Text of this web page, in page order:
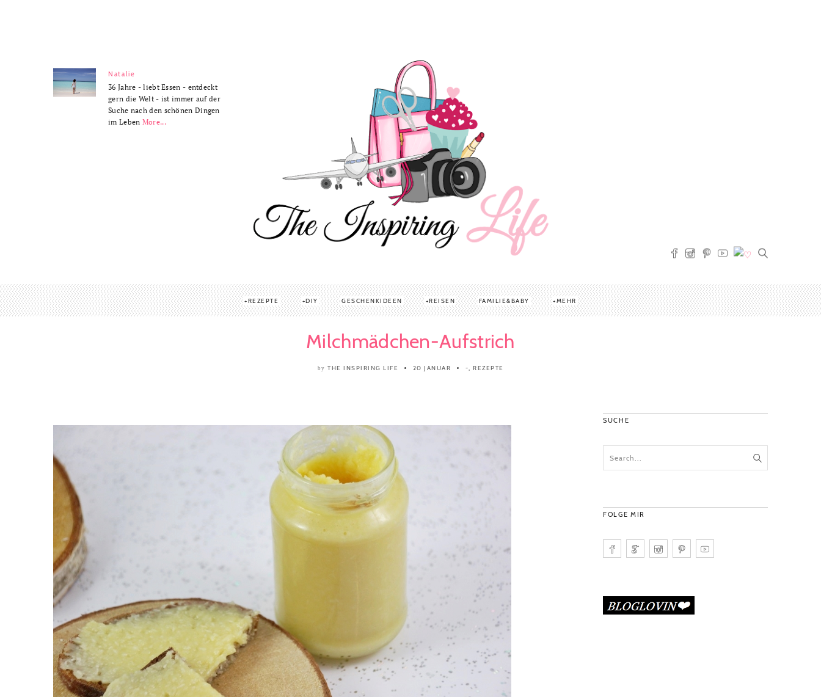
Natalie
36 Jahre - liebt Essen - entdeckt
gern die Welt - ist immer auf der
Suche nach den schönen Dingen
im Leben More...
REZEPTE DIY GESCHENKIDEEN REISEN FAMILIE&BABY MEHR
Milchmädchen-Aufstrich
by THE INSPIRING LIFE 20 JANUAR -, REZEPTE
SUCHE
FOLGE MIR